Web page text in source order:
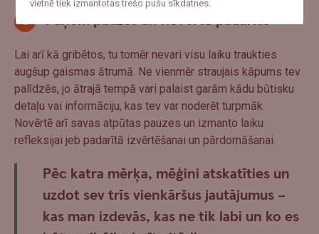
Paņem pauzes un novērtē padarīto
Lai arī kā gribētos, tu tomēr nevari visu laiku traukties
augšup gaismas ātrumā. Ne vienmēr straujais kāpums tev
palīdzēs, jo ātrajā tempā vari palaist garām kādu būtisku
detaļu vai informāciju, kas tev var noderēt turpmāk.
Novērtē arī savas atpūtas pauzes un izmanto laiku
refleksijai jeb padarītā izvērtēšanai un pārdomāšanai.
Pēc katra mērķa, mēģini atskatīties un
uzdot sev trīs vienkāršus jautājumus –
kas man izdevās, kas ne tik labi un ko es
vietnē tiek izmantotas trešo pušu sīkdatnes.